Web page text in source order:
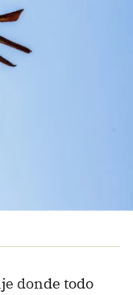
donde todo